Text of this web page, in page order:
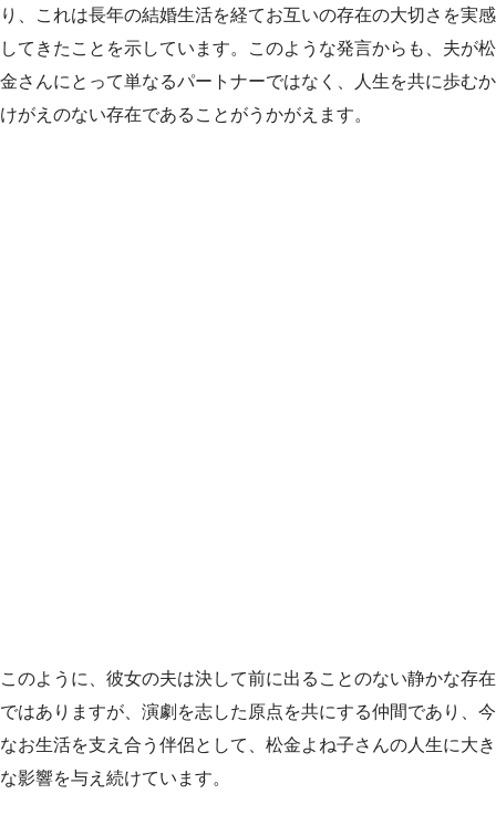
り、これは長年の結婚生活を経てお互いの存在の大切さを実感
してきたことを示しています。このような発言からも、夫が松
金さんにとって単なるパートナーではなく、人生を共に歩むか
けがえのない存在であることがうかがえます。
このように、彼女の夫は決して前に出ることのない静かな存在
ではありますが、演劇を志した原点を共にする仲間であり、今
なお生活を支え合う伴侶として、松金よね子さんの人生に大き
な影響を与え続けています。